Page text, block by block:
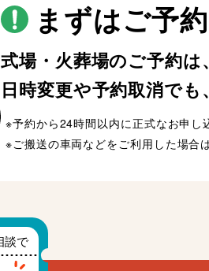
まずはご予
式場・火葬場のご予約は、
日時変更や予約取消でも、
予約から24時間以内に正式なお申し
ご搬送の車両などをご利用した場合